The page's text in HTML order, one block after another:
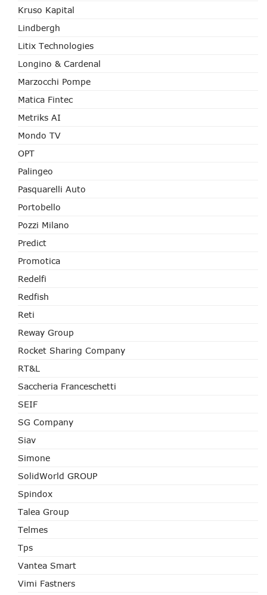
Kruso Kapital
Lindbergh
Litix Technologies
Longino & Cardenal
Marzocchi Pompe
Matica Fintec
Metriks AI
Mondo TV
OPT
Palingeo
Pasquarelli Auto
Portobello
Pozzi Milano
Predict
Promotica
Redelfi
Redfish
Reti
Reway Group
Rocket Sharing Company
RT&L
Saccheria Franceschetti
SEIF
SG Company
Siav
Simone
SolidWorld GROUP
Spindox
Talea Group
Telmes
Tps
Vantea Smart
Vimi Fastners